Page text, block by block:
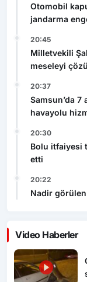
Otomobil
jandarma
20:45
Milletvekili
meseleyi
20:37
Samsun’da 7
havayolu
20:30
Bolu itfaiyesi
etti
20:22
Nadir
Video Haberler